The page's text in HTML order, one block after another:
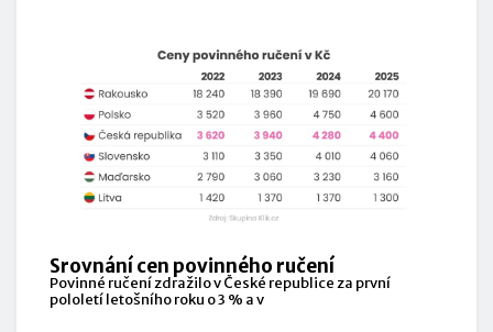
Srovnání cen povinného ručení
Povinné ručení zdražilo v České republice za první
pololetí letošního roku o 3 % a v